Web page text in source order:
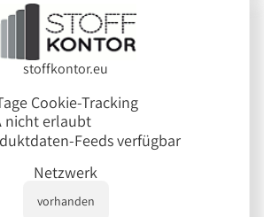
stoffkontor.eu
Cookie-Tracking
nicht erlaubt
Feeds verfügbar
Netzwerk
vorhanden